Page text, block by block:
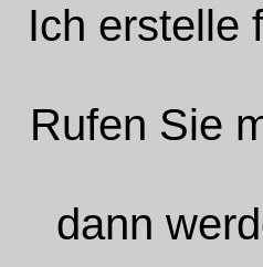
Ich erstelle
Rufen Sie
dann